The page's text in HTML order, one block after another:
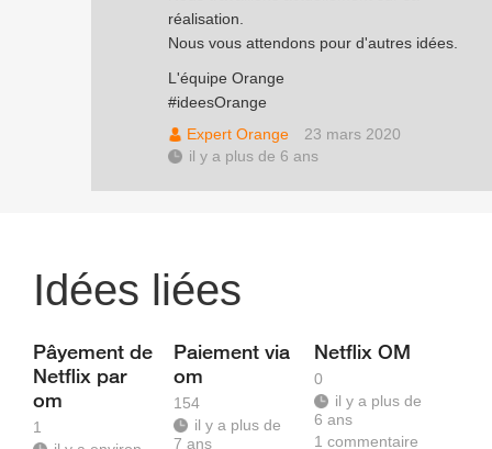
réalisation.
Nous vous attendons pour d'autres idées.
L'équipe Orange
#ideesOrange
Expert Orange
23 mars 2020
il y a plus de 6 ans
Idées liées
Pâyement de
Netflix par
om
1
Paiement via
om
154
il y a plus de
7 ans
Netflix OM
0
il y a plus de
6 ans
1commentaire